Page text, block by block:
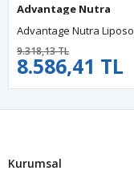
Advantage Nutra
8.586,41 TL
9.318,13 TL
Kurumsal